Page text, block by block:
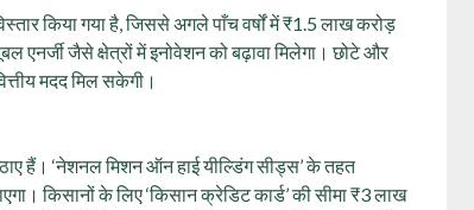
किया गया है, जिससे अगले पाँच वर्षों में ₹1.5 लाख करोड़
एनर्जी जैसे क्षेत्रों में इनोवेशन को बढ़ावा मिलेगा। छोटे और
मदद मिल सकेगी।
हैं। ‘नेशनल मिशन ऑन हाई यील्डिंग सीड्स’ के तहत
किसानों के लिए ‘किसान क्रेडिट कार्ड’ की सीमा ₹3 लाख